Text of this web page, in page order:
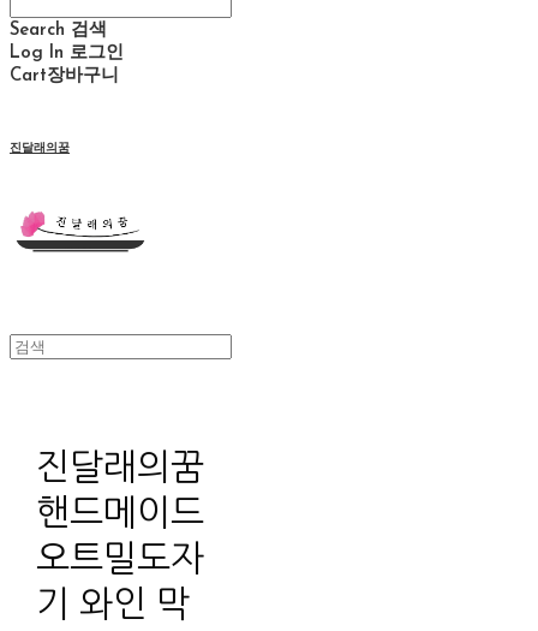
Search 검색
Log In 로그인
Cart장바구니
진달래의꿈
진달래의꿈
핸드메이드
오트밀도자
기 와인 막